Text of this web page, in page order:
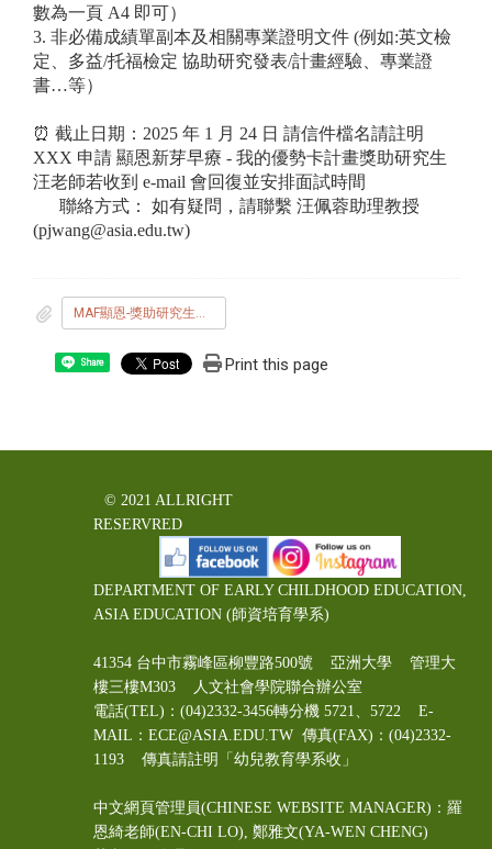
數為一頁 A4 即可）
3. 非必備成績單副本及相關專業證明文件 (例如:英文檢
定、多益/托福檢定 協助研究發表/計畫經驗、專業證
書…等）
⏰ 截止日期：2025 年 1 月 24 日 請信件檔名請註明
XXX 申請 顯恩新芽早療 - 我的優勢卡計畫獎助研究生
汪老師若收到 e-mail 會回復並安排面試時間
聯絡方式： 如有疑問，請聯繫 汪佩蓉助理教授
(pjwang@asia.edu.tw)
MAF顯恩-獎助研究生招募12.02.2024.pdf
Share Print this page
© 2021 ALLRIGHT
RESERVRED
DEPARTMENT OF EARLY CHILDHOOD EDUCATION,
ASIA EDUCATION (師資培育學系)
41354 台中市霧峰區柳豐路500號 亞洲大學 管理大
樓三樓M303 人文社會學院聯合辦公室
電話(TEL)：(04)2332-3456轉分機 5721、5722 E-
MAIL：ECE@ASIA.EDU.TW 傳真(FAX)：(04)2332-
1193 傳真請註明「幼兒教育學系收」
中文網頁管理員(CHINESE WEBSITE MANAGER)：羅
恩綺老師(EN-CHI LO), 鄭雅文(YA-WEN CHENG)